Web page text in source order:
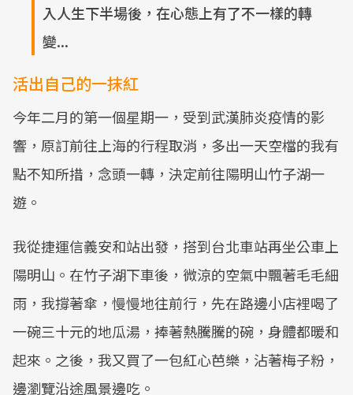
入人生下半場後，在心態上有了不一樣的轉
變...
活出自己的一抹紅
今年二月的第一個星期一，受到武漢肺炎疫情的影
響，原訂前往上海的行程取消，多出一天空檔的我有
點不知所措，念頭一轉，決定前往陽明山竹子湖一
遊。
我從捷運信義安和站出發，搭到台北車站再坐公車上
陽明山。在竹子湖下車後，微涼的空氣中飄著毛毛細
雨，我撐著傘，慢慢地往前行，先在路邊小店裡喝了
一碗三十元的地瓜湯，捧著熱騰騰的碗，身體都暖和
起來。之後，我又買了一包紅心芭樂，沾著梅子粉，
邊瀏覽沿途風景邊吃。